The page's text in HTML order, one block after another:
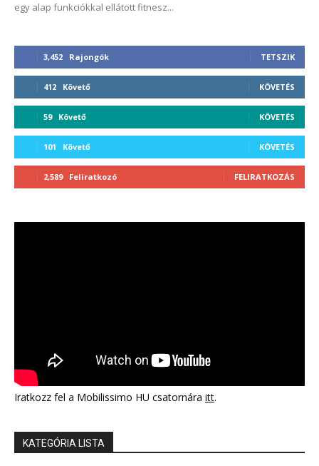
egy alap funkciókkal ellátott fitnesz...
3,452 Rajongók TETSZIK
412 Követő KÖVETÉS
59 Követő KÖVETÉS
101 Követő KÖVETÉS
2,589 Feliratkozó FELIRATKOZÁS
Iratkozz fel a Mobilissimo HU csatornára itt.
KATEGÓRIA LISTA